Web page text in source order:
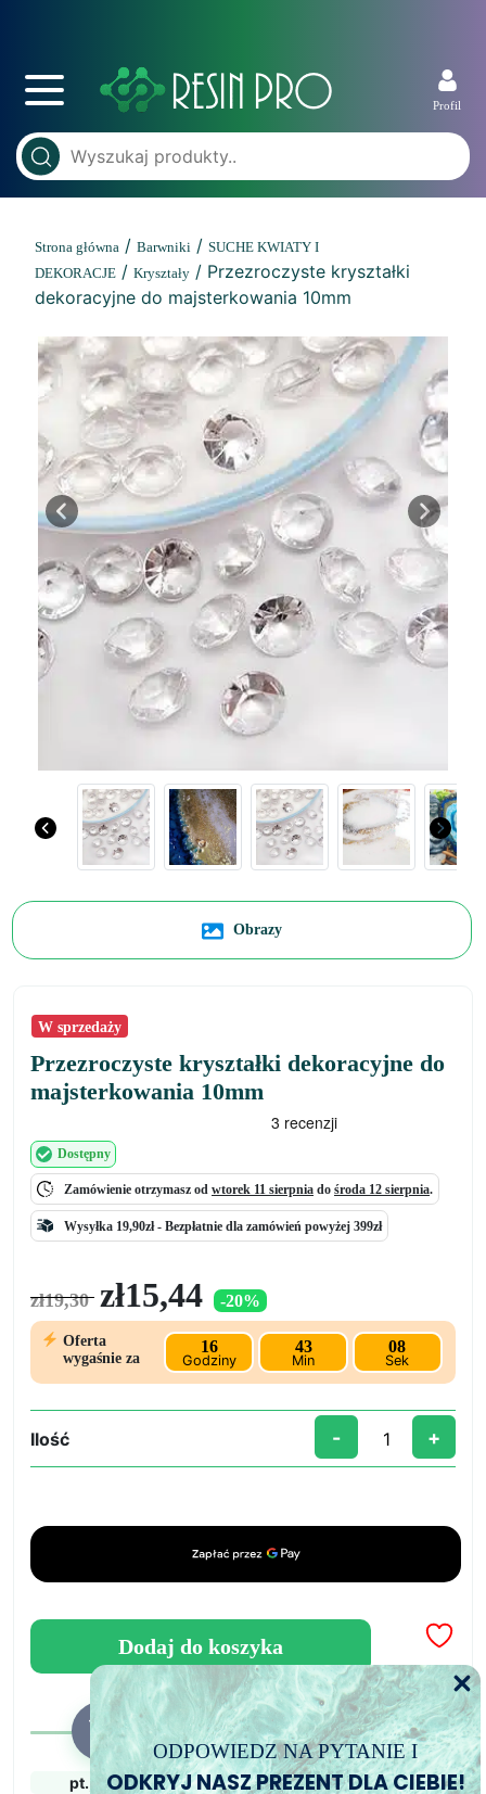
Profil
Strona główna / Barwniki / SUCHE KWIATY I
DEKORACJE / Kryształy / Przezroczyste kryształki
dekoracyjne do majsterkowania 10mm
Previous Next
Obrazy
W sprzedaży
Przezroczyste kryształki dekoracyjne do
majsterkowania 10mm
Dostępny
Zamówienie otrzymasz od wtorek 11 sierpnia do środa 12 sierpnia.
Wysyłka 19,90zł - Bezpłatnie dla zamówień powyżej 399zł
zł19,30
Pierwotna
cena
zł19,30.
zł15,44cena
wynosi:
zł15,44.
-20%
Oferta
wygaśnie za
16
Godziny
43
Min
07
Sek
Ilość
ilość
dekoracyjne
majsterkowania
- +
Dodaj do koszyka
pt., 7. sie
pon., 10. sie - wt.,
wt., 11. sie - czw.,
ODPOWIEDZ NA PYTANIE I
ODKRYJ NASZ PREZENT DLA CIEBIE!